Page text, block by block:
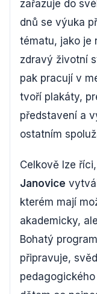
zařazuje do
dnů se výuka
tématu, jako je
zdravý životní
pak pracují v
tvoří plakáty,
představení a
ostatním
Celkově lze
Janovice
kterém mají
akademicky,
Bohatý
připravuje,